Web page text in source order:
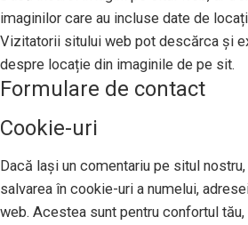
imaginilor care au incluse date de
Vizitatorii sitului web pot descărca și
despre locație din imaginile de pe sit.
Formulare de contact
Cookie-uri
Dacă lași un comentariu pe situl
salvarea în cookie-uri a numelui,
web. Acestea sunt pentru confortul